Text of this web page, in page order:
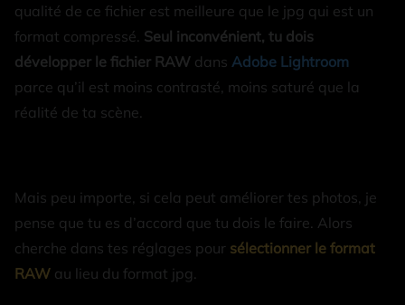
qualité de ce fichier est meilleure que le jpg qui est un
format compressé. Seul inconvénient, tu dois
développer le fichier RAW dans Adobe Lightroom
parce qu’il est moins contrasté, moins saturé que la
réalité de ta scène.
Mais peu importe, si cela peut améliorer tes photos, je
pense que tu es d’accord que tu dois le faire. Alors
cherche dans tes réglages pour sélectionner le format
RAW au lieu du format jpg.